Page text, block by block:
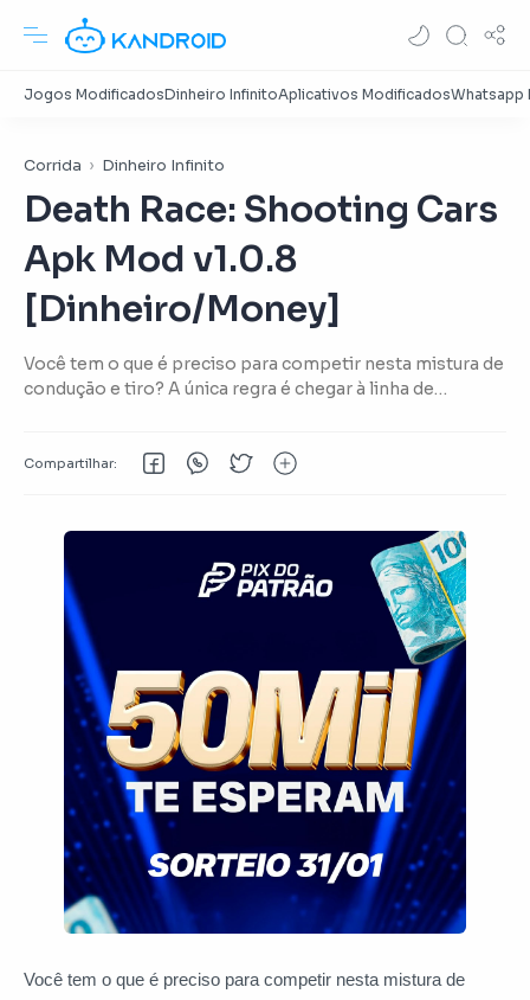
Corrida Dinheiro Infinito
Death Race: Shooting Cars
Apk Mod v1.0.8
[Dinheiro/Money]
Você tem o que é preciso para competir nesta mistura de
condução e tiro? A única regra é chegar à linha de
Você tem o que é preciso para competir nesta mistura de